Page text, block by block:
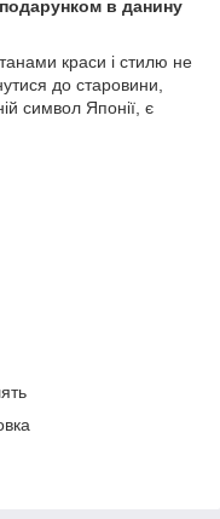
в данину
краси і стилю не
до старовини,
символ Японії, є